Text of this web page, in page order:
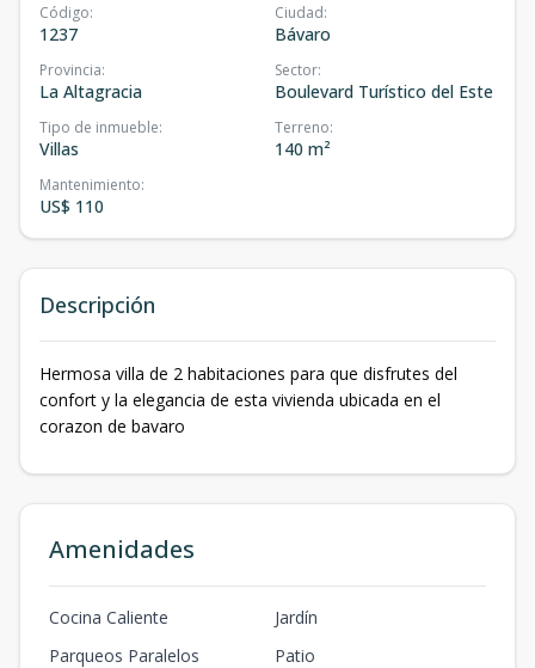
Código:
1237
Ciudad:
Bávaro
Provincia:
La Altagracia
Sector:
Boulevard Turístico del Este
Tipo de inmueble:
Villas
Terreno:
140 m²
Mantenimiento:
US$ 110
Descripción
Hermosa villa de 2 habitaciones para que disfrutes del
confort y la elegancia de esta vivienda ubicada en el
corazon de bavaro
Amenidades
Cocina Caliente
Jardín
Parqueos Paralelos
Patio